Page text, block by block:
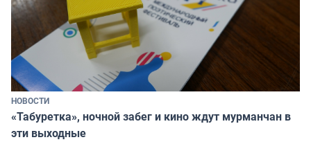
НОВОСТИ
«Табуретка», ночной забег и кино ждут мурманчан в
эти выходные